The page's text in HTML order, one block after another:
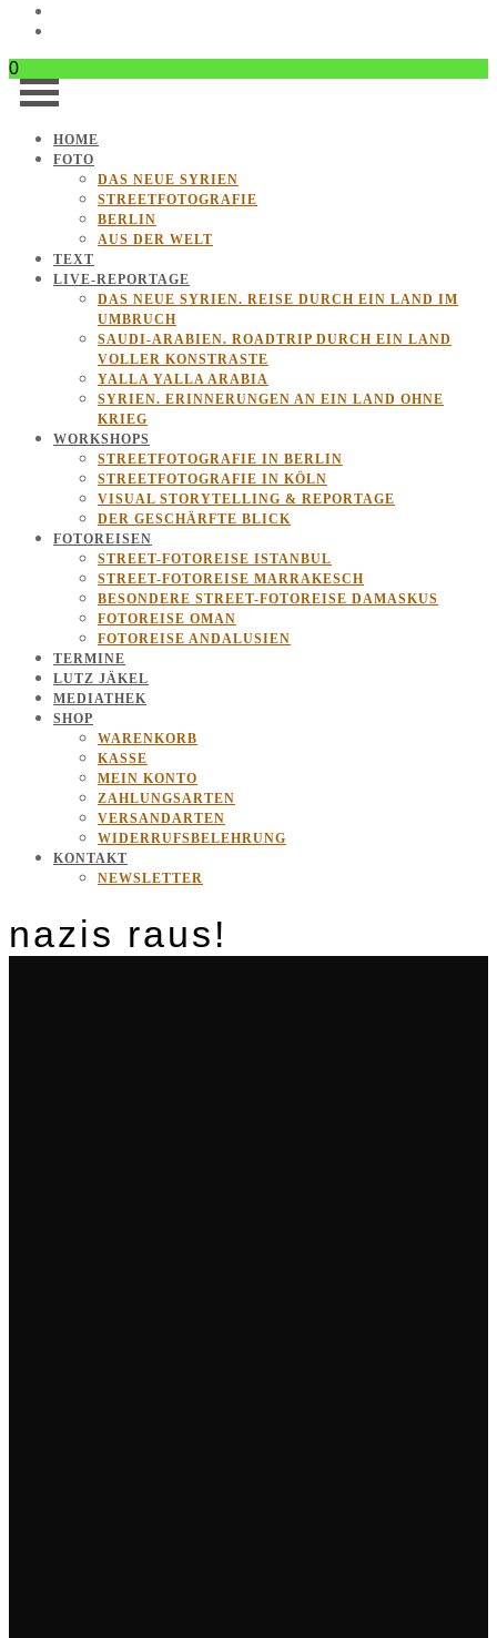
0
HOME
FOTO
DAS NEUE SYRIEN
STREETFOTOGRAFIE
BERLIN
AUS DER WELT
TEXT
LIVE-REPORTAGE
DAS NEUE SYRIEN. REISE DURCH EIN LAND IM
UMBRUCH
SAUDI-ARABIEN. ROADTRIP DURCH EIN LAND
VOLLER KONSTRASTE
YALLA YALLA ARABIA
SYRIEN. ERINNERUNGEN AN EIN LAND OHNE
KRIEG
WORKSHOPS
STREETFOTOGRAFIE IN BERLIN
STREETFOTOGRAFIE IN KÖLN
VISUAL STORYTELLING & REPORTAGE
DER GESCHÄRFTE BLICK
FOTOREISEN
STREET-FOTOREISE ISTANBUL
STREET-FOTOREISE MARRAKESCH
BESONDERE STREET-FOTOREISE DAMASKUS
FOTOREISE OMAN
FOTOREISE ANDALUSIEN
TERMINE
LUTZ JÄKEL
MEDIATHEK
SHOP
WARENKORB
KASSE
MEIN KONTO
ZAHLUNGSARTEN
VERSANDARTEN
WIDERRUFSBELEHRUNG
KONTAKT
NEWSLETTER
nazis raus!